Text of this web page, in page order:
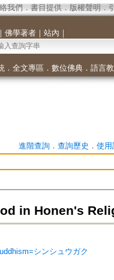
我們 ． 書目提供． 版權聲明 ．
｜ 佛學著者｜ 站內 ｜
． 全文專區 ． 數位佛典． 語言
進階查詢． 查詢歷史 ． 使用
in Honen's
シンシュウガク